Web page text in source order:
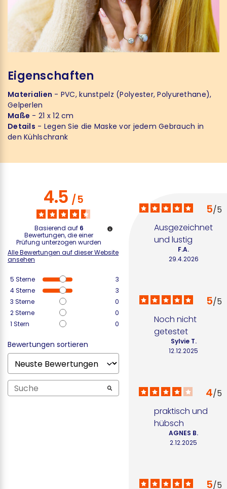
Eigenschaften
Materialien - PVC, kunstpelz (Polyester, Polyurethane),
Gelperlen
Maße - 21 x 12 cm
Details - Legen Sie die Maske vor jedem Gebrauch in
den Kühlschrank
4.5/5
Basierend auf 6
Bewertungen, die einer
Prüfung unterzogen wurden
Alle Bewertungen auf dieser Website
ansehen
5 Sterne
3
4Sterne
3
3 Sterne
0
2Sterne
0
1 Stern 0
Bewertungen sortieren
5/5
Ausgezeichnet
und lustig
29.4.2026
F.A.
5/5
Noch nicht
getestet
12.12.2025
Sylvie T.
4/5
praktisch und
hübsch
2.12.2025
AGNES B.
5/5